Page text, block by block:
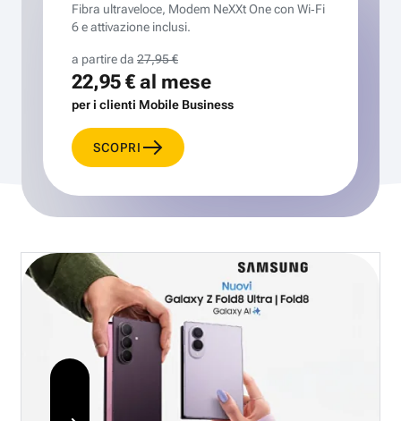
Fibra ultraveloce, Modem NeXXt One con Wi‑Fi
6 e attivazione inclusi.
a partire da 27,95 €
22,95 €al mese
per i clienti Mobile Business
SCOPRI